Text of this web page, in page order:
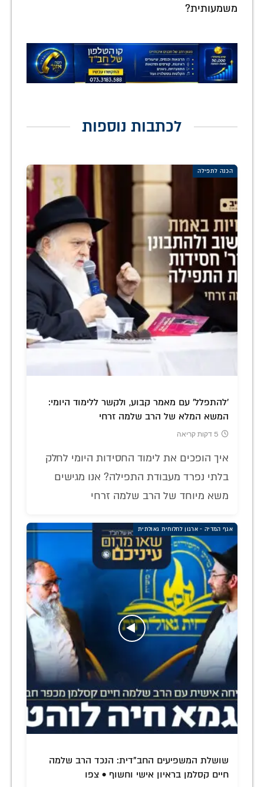
משמעותית?
לכתבות נוספות
הכנה לתפילה
'להתפלל' עם מאמר קבוע, ולקשר ללימוד היומי:
המשא המלא של הרב שלמה זרחי
5 דקות קריאה
איך הופכים את לימוד החסידות היומי לחלק
בלתי נפרד מעבודת התפילה? אנו מגישים
משא מיוחד של הרב שלמה זרחי
אגף המדיה - ארגון לחלוחית גאולתית
שושלת המשפיעים החב"דית: הנכד הרב שלמה
חיים קסלמן בראיון אישי וחשוף • צפו